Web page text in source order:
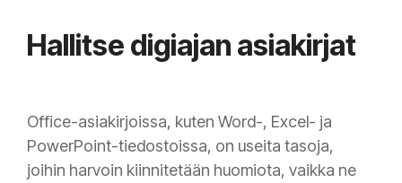
Hallitse digiajan asiakirjat
Office-asiakirjoissa, kuten Word-, Excel- ja
PowerPoint-tiedostoissa, on useita tasoja,
joihin harvoin kiinnitetään huomiota, vaikka ne